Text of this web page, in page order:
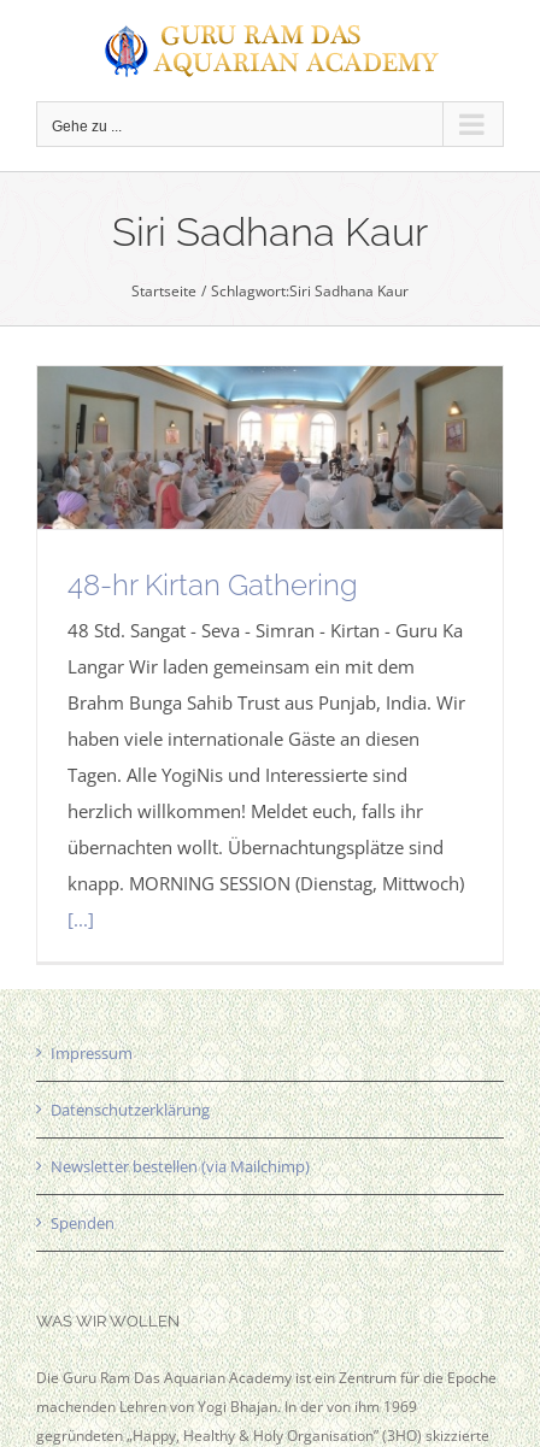
Gehe zu ...
Siri Sadhana Kaur
Startseite Schlagwort:Siri Sadhana Kaur
48-hr Kirtan Gathering
48 Std. Sangat - Seva - Simran - Kirtan - Guru Ka
Langar Wir laden gemeinsam ein mit dem
Brahm Bunga Sahib Trust aus Punjab, India. Wir
haben viele internationale Gäste an diesen
Tagen. Alle YogiNis und Interessierte sind
herzlich willkommen! Meldet euch, falls ihr
übernachten wollt. Übernachtungsplätze sind
knapp. MORNING SESSION (Dienstag, Mittwoch)
[...]
Impressum
Datenschutzerklärung
Newsletter bestellen (via Mailchimp)
Spenden
WAS WIR WOLLEN
Die Guru Ram Das Aquarian Academy ist ein Zentrum für die Epoche
machenden Lehren von Yogi Bhajan. In der von ihm 1969
gegründeten „Happy, Healthy & Holy Organisation” (3HO) skizzierte